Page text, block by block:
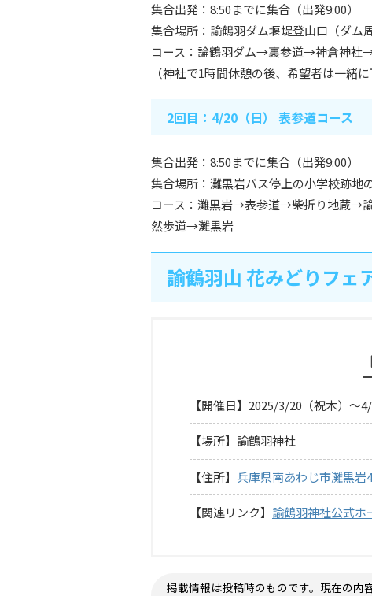
集合出発：8:50までに集合（出発9:00）
集合場所：諭鶴羽ダム堰堤登山口（ダム
コース：論鶴羽ダム→裏参道→神倉神社
（神社で1時間休憩の後、希望者は一緒に
2回目：4/20（日） 表参道コース
集合出発：8:50までに集合（出発9:00）
集合場所：灘黒岩バス停上の小学校跡地
コース：灘黒岩→表参道→柴折り地蔵→
然歩道→灘黒岩
諭鶴羽山 花みどりフェ
【開催日】2025/3/20（祝木）～4/
【場所】諭鶴羽神社
【住所】 兵庫県南あわじ市灘黒岩
【関連リンク】 諭鶴羽神社公式ホ
掲載情報は投稿時のものです。現在の内